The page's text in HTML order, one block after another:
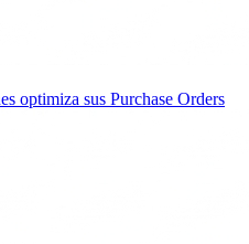
optimiza sus Purchase Orders